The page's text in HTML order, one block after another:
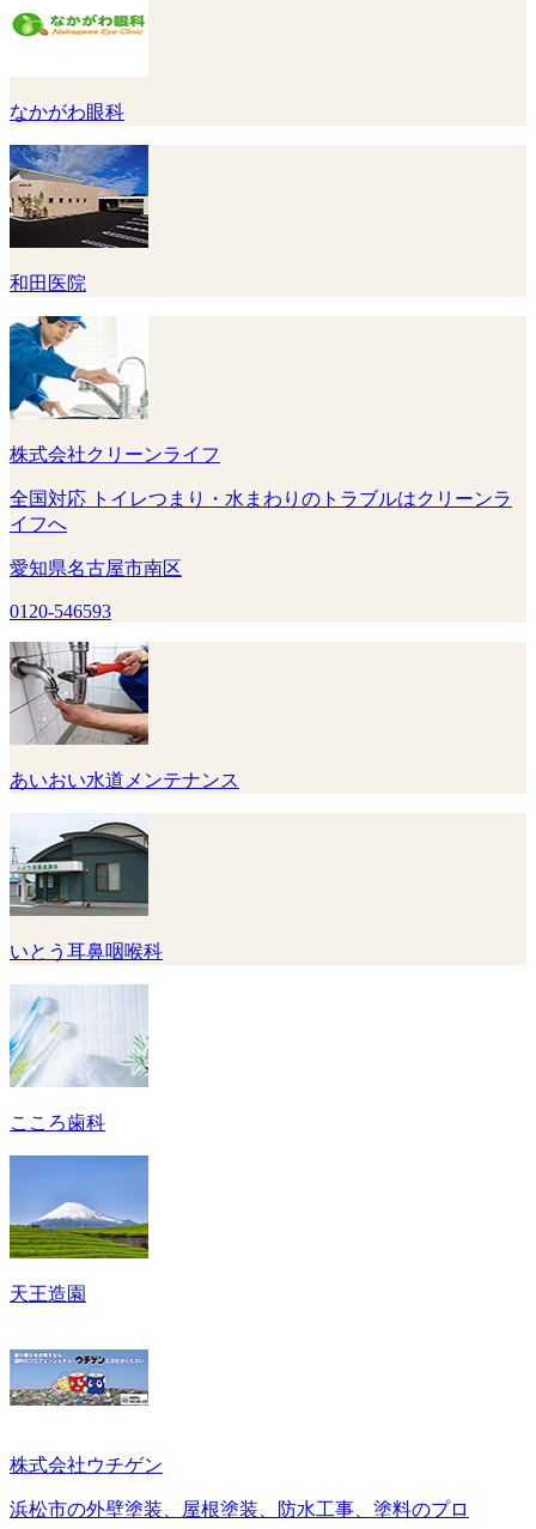
なかがわ眼科
和田医院
株式会社クリーンライフ
全国対応 トイレつまり・水まわりのトラブルはクリーンラ
イフへ
愛知県名古屋市南区
0120-546593
あいおい水道メンテナンス
いとう耳鼻咽喉科
こころ歯科
天王造園
株式会社ウチゲン
浜松市の外壁塗装、屋根塗装、防水工事、塗料のプロ